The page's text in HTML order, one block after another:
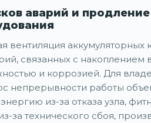
аварий и
вентиляция аккумуляторных
связанных с накоплением
и коррозией. Для
непрерывности работы
из-за отказа узла,
за технического сбоя,